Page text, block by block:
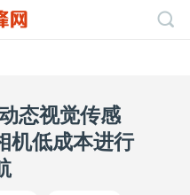
态视觉传感
机低成本进行